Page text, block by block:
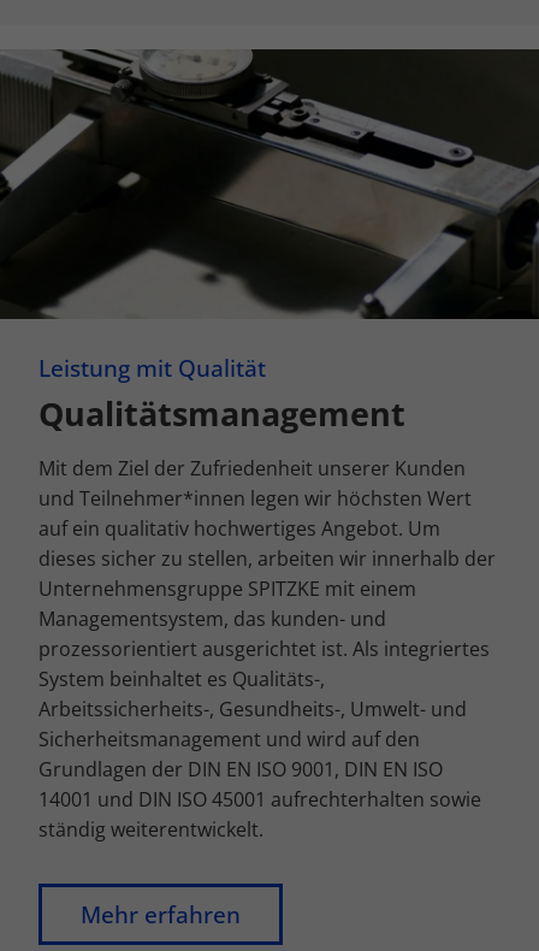
Leistung mit Qualität
Qualitätsmanagement
Mit dem Ziel der Zufriedenheit unserer Kunden
und Teilnehmer*innen legen wir höchsten Wert
auf ein qualitativ hochwertiges Angebot. Um
dieses sicher zu stellen, arbeiten wir innerhalb der
Unternehmensgruppe SPITZKE mit einem
Managementsystem, das kunden- und
prozessorientiert ausgerichtet ist. Als integriertes
System beinhaltet es Qualitäts-,
Arbeitssicherheits-, Gesundheits-, Umwelt- und
Sicherheitsmanagement und wird auf den
Grundlagen der DIN EN ISO 9001, DIN EN ISO
14001 und DIN ISO 45001 aufrechterhalten sowie
ständig weiterentwickelt.
Mehr erfahren